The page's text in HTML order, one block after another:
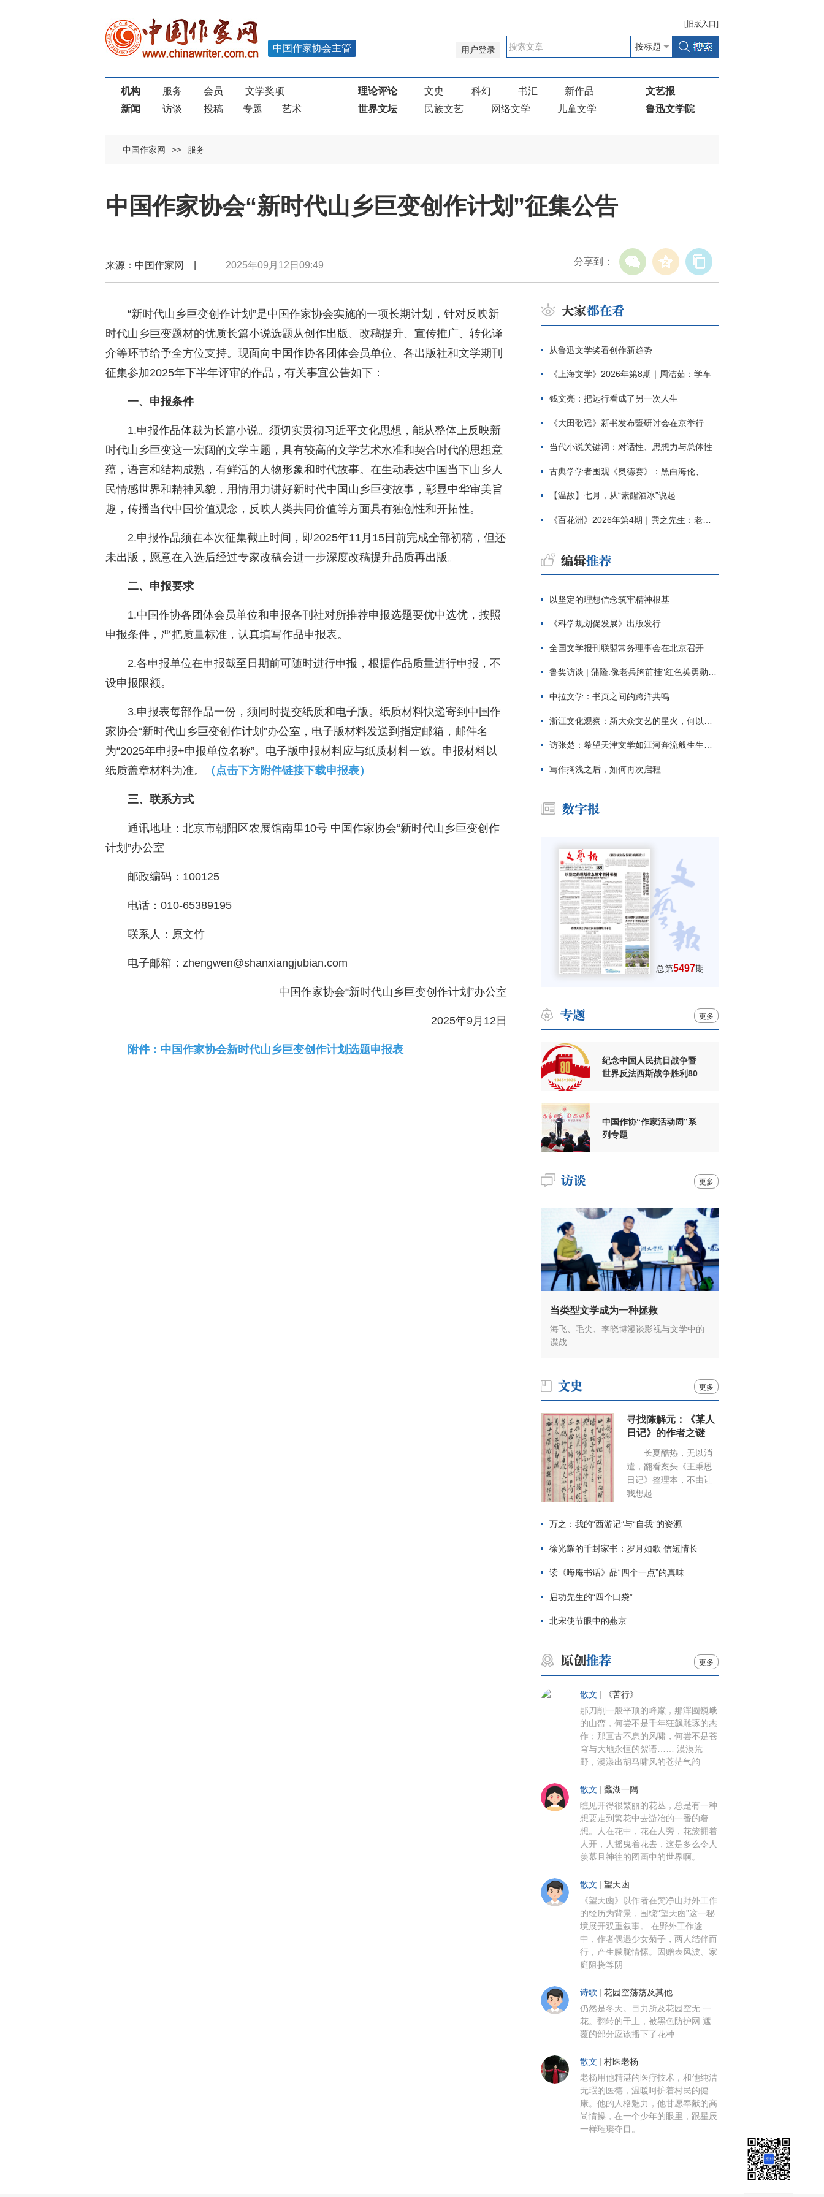
[ 旧版 入口]
用户登录
中国作家协会主管
机构 服务 会员
文学奖项
新闻
访谈 投稿 专题 艺术
理论评论 文史 科幻 书汇
新作品
世界文坛
民族文艺 网络文学 儿童文学
文艺报
鲁迅文学院
中国作家网 >> 服务
中国作家协会“新时代山乡巨变创作计划”征集公告
分享到：
来源：中国作家网 | 2025年09月12日09:49
“新时代山乡巨变创作计划”是中国作家协会实施的一项长期计划，针对反映新
时代山乡巨变题材的优质长篇小说选题从创作出版、改稿提升、宣传推广、转化译
介等环节给予全方位支持。现面向中国作协各团体会员单位、各出版社和文学期刊
征集参加2025年下半年评审的作品，有关事宜公告如下：
一、申报条件
1.申报作品体裁为长篇小说。须切实贯彻习近平文化思想，能从整体上反映新
时代山乡巨变这一宏阔的文学主题，具有较高的文学艺术水准和契合时代的思想意
蕴，语言和结构成熟，有鲜活的人物形象和时代故事。在生动表达中国当下山乡人
民情感世界和精神风貌，用情用力讲好新时代中国山乡巨变故事，彰显中华审美旨
趣，传播当代中国价值观念，反映人类共同价值等方面具有独创性和开拓性。
2.申报作品须在本次征集截止时间，即2025年11月15日前完成全部初稿，但还
未出版，愿意在入选后经过专家改稿会进一步深度改稿提升品质再出版。
二、申报要求
1.中国作协各团体会员单位和申报各刊社对所推荐申报选题要优中选优，按照
申报条件，严把质量标准，认真填写作品申报表。
2.各申报单位在申报截至日期前可随时进行申报，根据作品质量进行申报，不
设申报限额。
3.申报表每部作品一份，须同时提交纸质和电子版。纸质材料快递寄到中国作
家协会“新时代山乡巨变创作计划”办公室，电子版材料发送到指定邮箱，邮件名
为“2025年申报+申报单位名称”。电子版申报材料应与纸质材料一致。申报材料以
纸质盖章材料为准。
（点击下方附件链接下载申报表）
三、联系方式
通讯地址：北京市朝阳区农展馆南里10号 中国作家协会“新时代山乡巨变创作
计划”办公室
邮政编码：100125
电话：010-65389195
联系人：原文竹
电子邮箱：zhengwen@shanxiangjubian.com
中国作家协会“新时代山乡巨变创作计划”办公室
2025年9月12日
附件：中国作家协会新时代山乡巨变创作计划选题申报表
从鲁迅文学奖看创作新趋势
《上海文学》2026年第8期｜周洁茹：学车
钱文亮：把远行看成了另一次人生
《大田歌谣》新书发布暨研讨会在京举行
当代小说关键词：对话性、思想力与总体性
古典学学者围观《奥德赛》：黑白海伦、佩涅罗佩的别针与神秘入侵者
【温故】七月，从“素醒酒冰”说起
《百花洲》2026年第4期｜巽之先生：老兵朱向前侧记三题
以坚定的理想信念筑牢精神根基
《科学规划促发展》出版发行
全国文学报刊联盟常务理事会在北京召开
鲁奖访谈 | 蒲隆:像老兵胸前挂"红色英勇勋章"
中拉文学：书页之间的跨洋共鸣
浙江文化观察：新大众文艺的星火，何以燎原？
访张楚：希望天津文学如江河奔流般生生不息
写作搁浅之后，如何再次启程
总第5497期
更多
纪念中国人民抗日战争暨
世界反法西斯战争胜利80
中国作协“作家活动周”系
列专题
更多
当类型文学成为一种拯救
海飞、毛尖、李晓博漫谈影视与文学中的
谍战
更多
寻找陈解元：《某人
日记》的作者之谜
长夏酷热，无以消
遣，翻看案头《王秉恩
日记》整理本，不由让
我想起……
万之：我的“西游记”与“自我”的资源
徐光耀的千封家书：岁月如歌 信短情长
读《晦庵书话》品“四个一点”的真味
启功先生的“四个口袋”
北宋使节眼中的燕京
更多
散文 《苦行》
那刀削一般平顶的峰巅，那浑圆巍峨
的山峦，何尝不是千年狂飙雕琢的杰
作；那亘古不息的风啸，何尝不是苍
穹与大地永恒的絮语…… 漠漠荒
野，漫漾出胡马啸风的苍茫气韵
散文 蠡湖一隅
瞧见开得很繁丽的花丛，总是有一种
想要走到繁花中去游冶的一番的奢
想。人在花中，花在人旁，花簇拥着
人开，人摇曳着花去，这是多么令人
羡慕且神往的图画中的世界啊。
散文 望天凼
《望天凼》以作者在梵净山野外工作
的经历为背景，围绕“望天凼”这一秘
境展开双重叙事。 在野外工作途
中，作者偶遇少女菊子，两人结伴而
行，产生朦胧情愫。因赠表风波、家
庭阻挠等阴
诗歌 花园空荡荡及其他
仍然是冬天。目力所及花园空无 一
花。翻转的干土，被黑色防护网 遮
覆的部分应该播下了花种
散文 村医老杨
老杨用他精湛的医疗技术，和他纯洁
无瑕的医德，温暖呵护着村民的健
康。他的人格魅力，他甘愿奉献的高
尚情操，在一个少年的眼里，跟星辰
一样璀璨夺目。